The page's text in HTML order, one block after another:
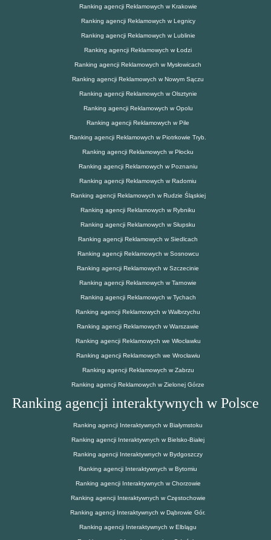
Ranking agencji Reklamowych w Krakowie
Ranking agencji Reklamowych w Legnicy
Ranking agencji Reklamowych w Lublinie
Ranking agencji Reklamowych w Łodzi
Ranking agencji Reklamowych w Mysłowicach
Ranking agencji Reklamowych w Nowym Sączu
Ranking agencji Reklamowych w Olsztynie
Ranking agencji Reklamowych w Opolu
Ranking agencji Reklamowych w Pile
Ranking agencji Reklamowych w Piotrkowie Tryb.
Ranking agencji Reklamowych w Płocku
Ranking agencji Reklamowych w Poznaniu
Ranking agencji Reklamowych w Radomiu
Ranking agencji Reklamowych w Rudzie Śląskiej
Ranking agencji Reklamowych w Rybniku
Ranking agencji Reklamowych w Słupsku
Ranking agencji Reklamowych w Siedlcach
Ranking agencji Reklamowych w Sosnowcu
Ranking agencji Reklamowych w Szczecinie
Ranking agencji Reklamowych w Tarnowie
Ranking agencji Reklamowych w Tychach
Ranking agencji Reklamowych w Wałbrzychu
Ranking agencji Reklamowych w Warszawie
Ranking agencji Reklamowych we Włocławku
Ranking agencji Reklamowych we Wrocławiu
Ranking agencji Reklamowych w Zabrzu
Ranking agencji Reklamowych w Zielonej Górze
Ranking agencji interaktywnych w Polsce
Ranking agencji Interaktywnych w Białymstoku
Ranking agencji Interaktywnych w Bielsko-Białej
Ranking agencji Interaktywnych w Bydgoszczy
Ranking agencji Interaktywnych w Bytomiu
Ranking agencji Interaktywnych w Chorzowie
Ranking agencji Interaktywnych w Częstochowie
Ranking agencji Interaktywnych w Dąbrowie Gór.
Ranking agencji Interaktywnych w Elblągu